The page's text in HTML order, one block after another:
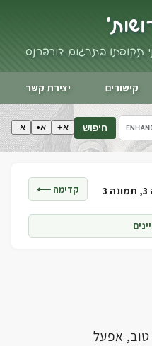
תקופתו בתרגום דורי פרנס
קישורים יצירת קשר
חיפוש א+ א• א-
קדימה ⟵
אפעל